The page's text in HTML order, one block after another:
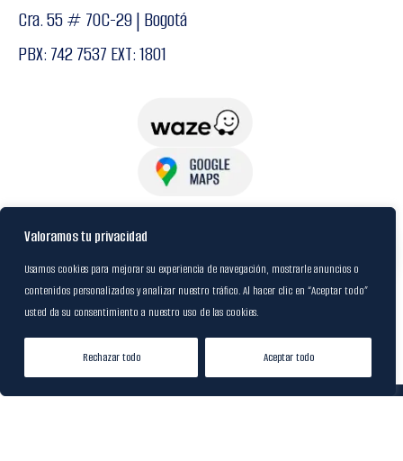
Valoramos tu privacidad
Usamos cookies para mejorar su experiencia de navegación, mostrarle anuncios o
contenidos personalizados y analizar nuestro tráfico. Al hacer clic en “Aceptar todo”
usted da su consentimiento a nuestro uso de las cookies.
Rechazar todo Aceptar todo
Cra. 55 # 70C-29 | Bogotá
PBX: 742 7537 EXT: 1801
USuarios
Política de Datos